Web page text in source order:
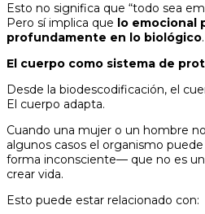
Esto no significa que “todo sea
Pero sí implica que lo emocional
profundamente en lo biológico.
El cuerpo como sistema de
Desde la biodescodificación, el
El cuerpo adapta.
Cuando una mujer o un hombre
algunos casos el organismo
forma inconsciente— que no es
crear vida.
Esto puede estar relacionado con: